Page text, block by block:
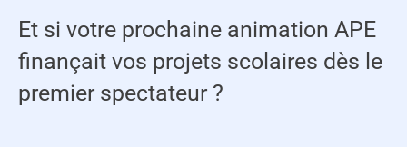
Et si votre prochaine animation APE
finançait vos projets scolaires dès le
premier spectateur ?